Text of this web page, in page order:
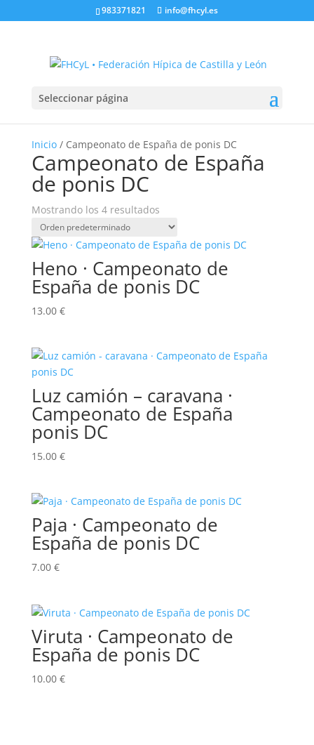
983371821 info@fhcyl.es
Seleccionar página
Inicio/ Campeonato de España de ponis DC
Campeonato de España
de ponis DC
Mostrando los 4 resultados
Heno · Campeonato de
España de ponis DC
13.00 €
Luz camión – caravana ·
Campeonato de España
ponis DC
15.00 €
Paja · Campeonato de
España de ponis DC
7.00 €
Viruta · Campeonato de
España de ponis DC
10.00 €